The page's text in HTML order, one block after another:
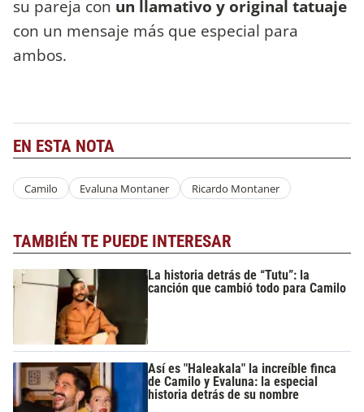
su pareja con un llamativo y original tatuaje
con un mensaje más que especial para
ambos.
EN ESTA NOTA
Camilo Evaluna Montaner Ricardo Montaner
TAMBIÉN TE PUEDE INTERESAR
La historia detrás de “Tutu”: la
canción que cambió todo para Camilo
Así es "Haleakala" la increíble finca
de Camilo y Evaluna: la especial
historia detrás de su nombre